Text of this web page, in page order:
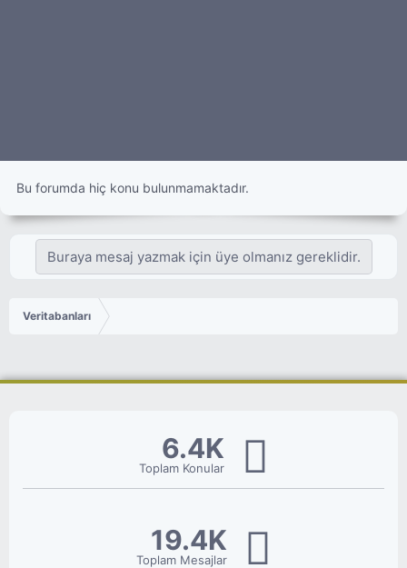
Bu forumda hiç konu bulunmamaktadır.
Buraya mesaj yazmak için üye olmanız gereklidir.
Veritabanları
6.4K
Toplam Konular
19.4K
Toplam Mesajlar